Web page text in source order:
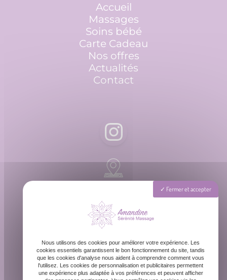
Accueil
Massages
Soins bébé
Carte Cadeau
Nos offres
Actualités
Contact
Rue Barreyre, 33300 BordeauxFermer et accepter
Nous utilisons des cookies pour améliorer votre expérience. Les
cookies essentiels garantissent le bon fonctionnement du site, tandis
que les cookies d'analyse nous aident à comprendre comment vous
l'utilisez. Les cookies de personnalisation et publicitaires permettent
une expérience plus adaptée à vos préférences et peuvent afficher